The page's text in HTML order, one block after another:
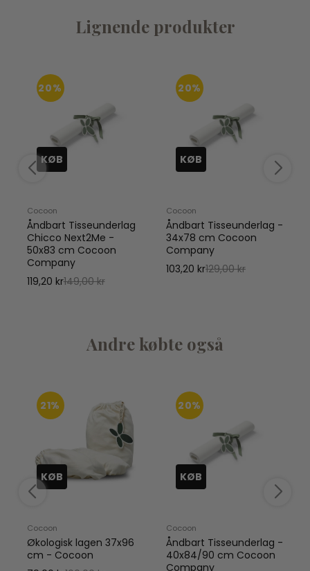
Lignende produkter
20%
KØB
Cocoon
Åndbart Tisseunderlag
Chicco Next2Me -
50x83 cm Cocoon
Company
119,20 kr149,00 kr
20%
KØB
Cocoon
Åndbart Tisseunderlag -
34x78 cm Cocoon
Company
103,20 kr129,00 kr
Andre købte også
21%
KØB
Cocoon
Økologisk lagen 37x96
cm - Cocoon
20%
KØB
Cocoon
Åndbart Tisseunderlag -
40x84/90 cm Cocoon
Company